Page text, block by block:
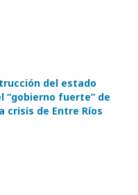
del estado
“gobierno fuerte” de
crisis de Entre Ríos